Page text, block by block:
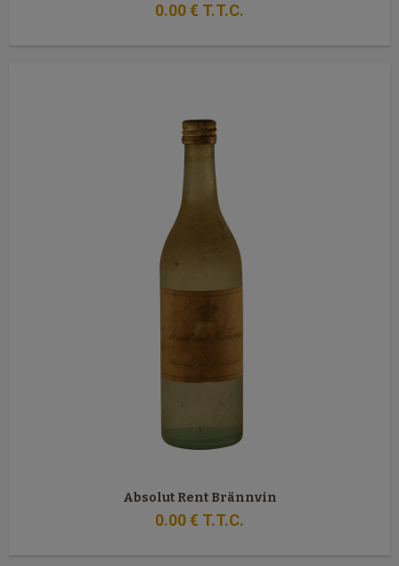
0.00€ T.T.C.
Absolut Rent Brännvin
0.00€ T.T.C.